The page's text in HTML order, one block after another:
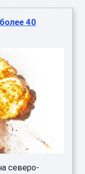
40
северо-